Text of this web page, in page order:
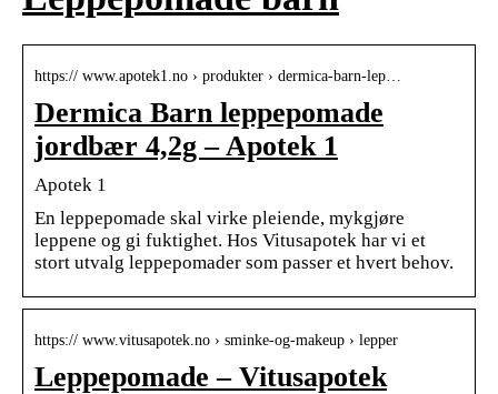
https:// www.apotek1.no › produkter › dermica-barn-lep…
Dermica Barn leppepomade
jordbær 4,2g – Apotek 1
Apotek 1
En leppepomade skal virke pleiende, mykgjøre
leppene og gi fuktighet. Hos Vitusapotek har vi et
stort utvalg leppepomader som passer et hvert behov.
https:// www.vitusapotek.no › sminke-og-makeup › lepper
Leppepomade – Vitusapotek